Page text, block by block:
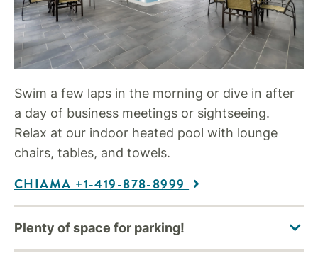
Swim a few laps in the morning or dive in after
a day of business meetings or sightseeing.
Relax at our indoor heated pool with lounge
chairs, tables, and towels.
CHIAMA +1-419-878-8999